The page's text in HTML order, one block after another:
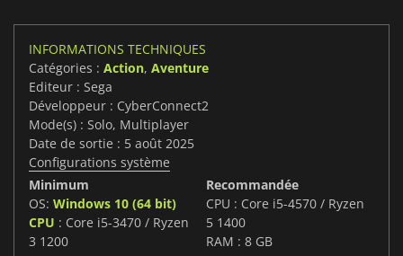
INFORMATIONS TECHNIQUES
Catégories : Action, Aventure
Editeur : Sega
Développeur : CyberConnect2
Mode(s) : Solo, Multiplayer
Date de sortie : 5 août 2025
Configurations système
Minimum
OS: Windows 10 (64 bit)
CPU : Core i5-3470 / Ryzen
3 1200
Recommandée
CPU : Core i5-4570 / Ryzen
5 1400
RAM : 8 GB